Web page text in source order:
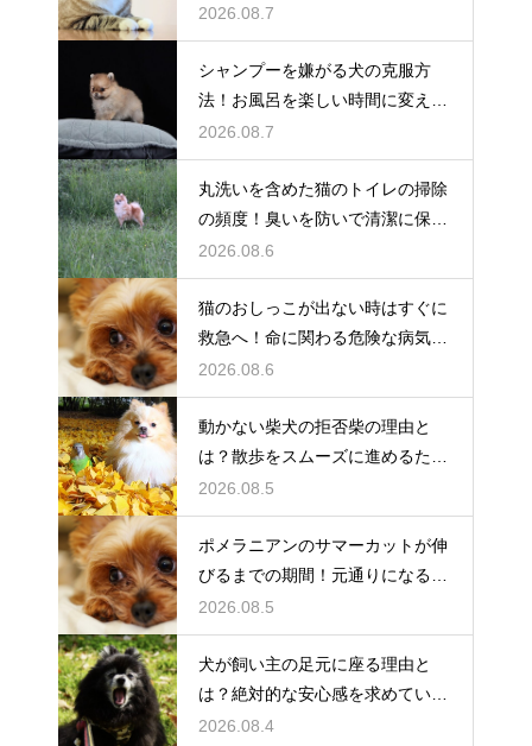
ケア
2026.08.7
シャンプーを嫌がる犬の克服方
法！お風呂を楽しい時間に変える
魔法
2026.08.7
丸洗いを含めた猫のトイレの掃除
の頻度！臭いを防いで清潔に保つ
コツ
2026.08.6
猫のおしっこが出ない時はすぐに
救急へ！命に関わる危険な病気と
は
2026.08.6
動かない柴犬の拒否柴の理由と
は？散歩をスムーズに進めるため
の対策
2026.08.5
ポメラニアンのサマーカットが伸
びるまでの期間！元通りになるの
か
2026.08.5
犬が飼い主の足元に座る理由と
は？絶対的な安心感を求めている
心理
2026.08.4